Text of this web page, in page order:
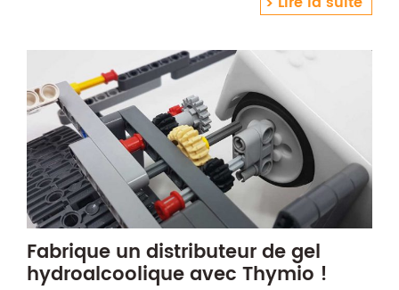
Fabrique un distributeur de gel
hydroalcoolique avec Thymio !